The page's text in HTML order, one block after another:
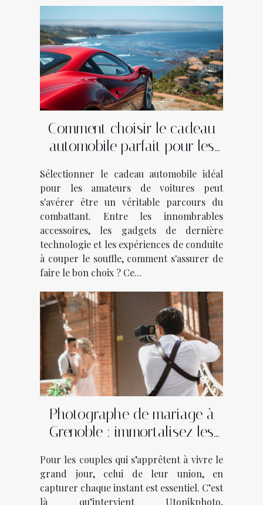
Comment choisir le cadeau
automobile parfait pour les
Sélectionner le cadeau automobile idéal
pour les amateurs de voitures peut
s'avérer être un véritable parcours du
combattant. Entre les innombrables
accessoires, les gadgets de dernière
technologie et les expériences de conduite
à couper le souffle, comment s'assurer de
faire le bon choix ? Ce...
Photographe de mariage à
Grenoble : immortalisez les
Utopikphoto !
Pour les couples qui s’apprêtent à vivre le
grand jour, celui de leur union, en
capturer chaque instant est essentiel. C’est
là qu’intervient Utopikphoto,